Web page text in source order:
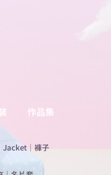
作品集
Jacket ｜ 褲子